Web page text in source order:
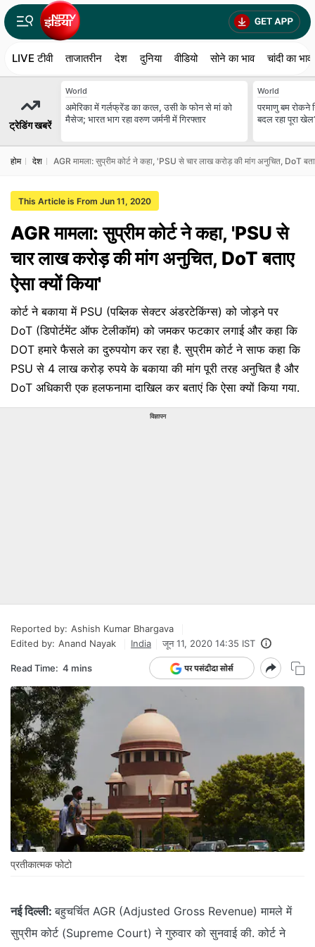
LIVE टीवी ताजातरीन देश दुनिया वीडियो सोने का भाव चांदी का भाव
ट्रेडिंग खबरें
World
अमेरिका में गर्लफ्रेंड का कत्ल, उसी के फोन से मां को
मैसेज; भारत भाग रहा वरुण जर्मनी में गिरफ्तार
World
परमाणु बम
बदल रहा पूरा
होम देश AGR मामला: सुप्रीम कोर्ट ने कहा, 'PSU से चार लाख करोड़ की मांग अनुचित, DoT
This Article is From Jun 11, 2020
AGR मामला: सुप्रीम कोर्ट ने कहा, 'PSU से
चार लाख करोड़ की मांग अनुचित, DoT बताए
ऐसा क्‍यों किया'
कोर्ट ने बकाया में PSU (पब्लिक सेक्‍टर अंडरटेकिंग्‍स) को जोड़ने पर
DoT (डिपोर्टमेंट ऑफ टेलीकॉम) को जमकर फटकार लगाई और कहा कि
DOT हमारे फैसले का दुरुपयोग कर रहा है. सुप्रीम कोर्ट ने साफ कहा कि
PSU से 4 लाख करोड़ रुपये के बकाया की मांग पूरी तरह अनुचित है और
DoT अधिकारी एक हलफनामा दाखिल कर बताएं कि ऐसा क्यों किया गया.
विज्ञापन
Reported by: Ashish Kumar Bhargava
Edited by: Anand Nayak India जून 11, 2020 14:35 IST
Read Time: 4 mins
प्रतीकात्‍मक फोटो
नई दिल्ली: बहुचर्चित AGR (Adjusted Gross Revenue) मामले में
सुप्रीम कोर्ट (Supreme Court) ने गुरुवार को सुनवाई की. कोर्ट ने